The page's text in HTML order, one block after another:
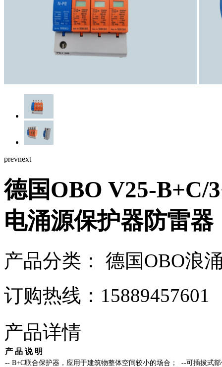
prevnext
德国OBO V25-B+C/
电涌源保护器防雷器
产品分类： 德国OBO浪
订购热线： 15889457601
产品详情
产 品 说 明
-- B+C联合保护器，应用于建筑物整体空间较小的场合； --可插拔式